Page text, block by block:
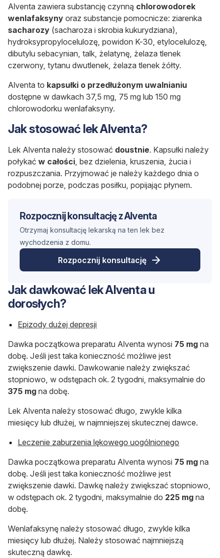
Alventa zawiera substancję czynną chlorowodorek
wenlafaksyny oraz substancje pomocnicze: ziarenka
sacharozy (sacharoza i skrobia kukurydziana),
hydroksypropylocelulozę, powidon K-30, etylocelulozę,
dibutylu sebacynian, talk, żelatynę, żelaza tlenek
czerwony, tytanu dwutlenek, żelaza tlenek żółty.
Alventa to kapsułki o przedłużonym uwalnianiu
dostępne w dawkach 37,5 mg, 75 mg lub 150 mg
chlorowodorku wenlafaksyny.
Jak stosować lek Alventa?
Lek Alventa należy stosować doustnie. Kapsułki należy
połykać w całości, bez dzielenia, kruszenia, żucia i
rozpuszczania. Przyjmować je należy każdego dnia o
podobnej porze, podczas posiłku, popijając płynem.
Rozpocznij konsultację z Alventa
Otrzymaj konsultację lekarską na ten lek bez
wychodzenia z domu.
Rozpocznij konsultację
Jak dawkować lek Alventa u
dorosłych?
Epizody dużej depresji
Dawka początkowa preparatu Alventa wynosi 75 mg na
dobę. Jeśli jest taka konieczność możliwe jest
zwiększenie dawki. Dawkowanie należy zwiększać
stopniowo, w odstępach ok. 2 tygodni, maksymalnie do
375 mg na dobę.
Lek Alventa należy stosować długo, zwykle kilka
miesięcy lub dłużej, w najmniejszej skutecznej dawce.
Leczenie zaburzenia lękowego uogólnionego
Dawka początkowa preparatu Alventa wynosi 75 mg na
dobę. Jeśli jest taka konieczność możliwe jest
zwiększenie dawki. Dawkę należy zwiększać stopniowo,
w odstępach ok. 2 tygodni, maksymalnie do 225 mg na
dobę.
Wenlafaksynę należy stosować długo, zwykle kilka
miesięcy lub dłużej. Należy stosować najmniejszą
skuteczną dawkę.